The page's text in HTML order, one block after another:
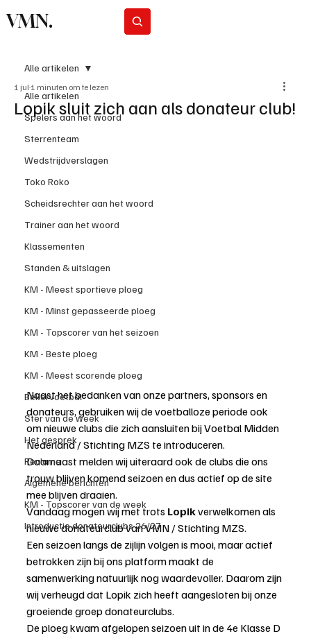
VMN.
Alle artikelen
Spelers aan het woord
Sterrenteam
Wedstrijdverslagen
Toko Roko
Scheidsrechter aan het woord
Trainer aan het woord
Klassementen
Standen & uitslagen
KM - Meest sportieve ploeg
KM - Minst gepasseerde ploeg
KM - Topscorer van het seizoen
KM - Beste ploeg
KM - Meest scorende ploeg
Bekervoetbal
Ster van de week
Het gesprek
Reclame
Algemene berichten
KM - Topscorer van de week
Introductie donateurclubs 26/27
Alle artikelen
Lopik sluit zich aan als donateur club!
1 jul 1 minuten om te lezen
Naast het bedanken van onze partners, sponsors en
donateurs, gebruiken wij de voetballoze periode ook
om nieuwe clubs die zich aansluiten bij Voetbal Midden
Nederland / Stichting MZS te introduceren.
Daarnaast melden wij uiteraard ook de clubs die ons
trouw blijven komend seizoen en dus actief op de site
mee blijven draaien.
Vandaag mogen wij met trots Lopik verwelkomen als
nieuwe donateurclub van VMN / Stichting MZS.
Een seizoen langs de zijlijn volgen is mooi, maar actief
betrokken zijn bij ons platform maakt de
samenwerking natuurlijk nog waardevoller. Daarom zijn
wij verheugd dat Lopik zich heeft aangesloten bij onze
groeiende groep donateurclubs.
De ploeg kwam afgelopen seizoen uit in de 4e Klasse D